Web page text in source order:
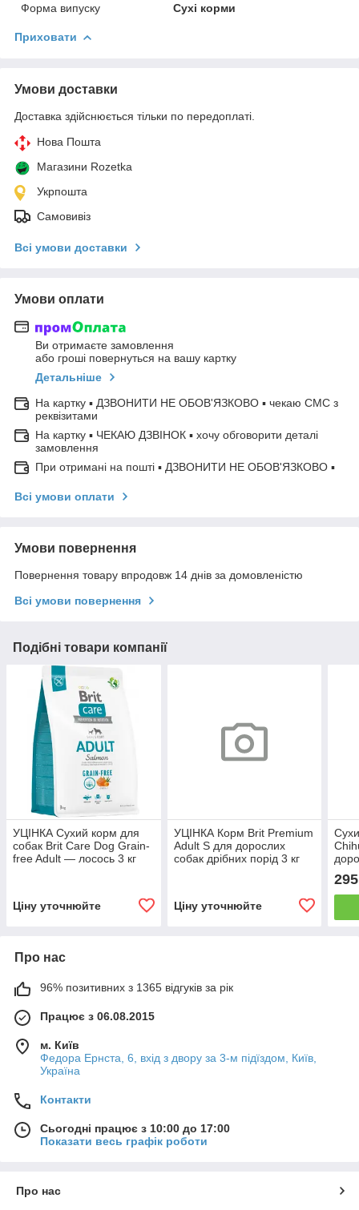
Форма випуску
Сухі корми
Приховати
Умови доставки
Доставка здійснюється тільки по передоплаті.
Нова Пошта
Магазини Rozetka
Укрпошта
Самовивіз
Всі умови доставки
Умови оплати
Ви отримаєте замовлення
або гроші повернуться на вашу картку
Детальніше
На картку ▪ ДЗВОНИТИ НЕ ОБОВ'ЯЗКОВО ▪ чекаю СМС з
реквізитами
На картку ▪ ЧЕКАЮ ДЗВІНОК ▪ хочу обговорити деталі
замовлення
При отримані на пошті ▪ ДЗВОНИТИ НЕ ОБОВ'ЯЗКОВО ▪
Всі умови оплати
Умови повернення
Повернення товару впродовж 14 днів за домовленістю
Всі умови повернення
Подібні товари компанії
УЦІНКА Сухий корм для
собак Brit Care Dog Grain-
free Adult — лосось 3 кг
Ціну уточнюйте
УЦІНКА Корм Brit Premium
Adult S для дорослих
собак дрібних порід 3 кг
Ціну уточнюйте
295
Про нас
96% позитивних з 1365 відгуків за рік
Працює з 06.08.2015
м. Київ
Федора Ернста, 6, вхід з двору за 3-м підїздом, Київ,
Україна
Контакти
Сьогодні працює з 10:00 до 17:00
Показати весь графік роботи
Про нас